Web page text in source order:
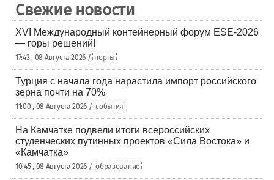
Свежие новости
XVI Международный контейнерный форум ESE-2026
— горы решений!
17:43 , 08 Августа 2026 / порты
Турция с начала года нарастила импорт российского
зерна почти на 70%
11:00 , 08 Августа 2026 / события
На Камчатке подвели итоги всероссийских
студенческих путинных проектов «Сила Востока» и
«Камчатка»
10:45 , 08 Августа 2026 / образование